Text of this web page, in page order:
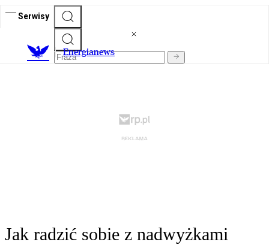
Serwisy
Energianews
Jak radzić sobie z nadwyżkami